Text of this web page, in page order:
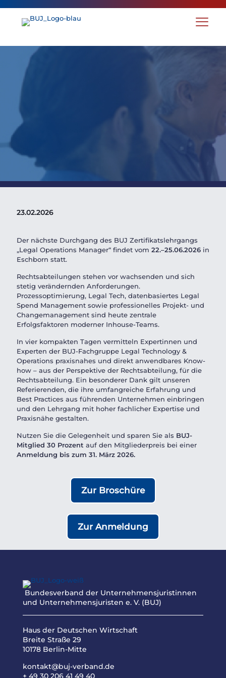
BUJ Zertifikatslehrgangs
„Legal Operations
Frühbucherrabatt
23.02.2026
Der nächste Durchgang des BUJ Zertifikatslehrgangs
„Legal Operations Manager“ findet vom 22.–25.06.2026 in
Eschborn statt.
Rechtsabteilungen stehen vor wachsenden und sich
stetig verändernden Anforderungen.
Prozessoptimierung, Legal Tech, datenbasiertes Legal
Spend Management sowie professionelles Projekt- und
Changemanagement sind heute zentrale
Erfolgsfaktoren moderner Inhouse-Teams.
In vier kompakten Tagen vermitteln Expertinnen und
Experten der BUJ-Fachgruppe Legal Technology &
Operations praxisnahes und direkt anwendbares Know-
how – aus der Perspektive der Rechtsabteilung, für die
Rechtsabteilung. Ein besonderer Dank gilt unseren
Referierenden, die ihre umfangreiche Erfahrung und
Best Practices aus führenden Unternehmen einbringen
und den Lehrgang mit hoher fachlicher Expertise und
Praxisnähe gestalten.
Nutzen Sie die Gelegenheit und sparen Sie als BUJ-
Mitglied 30 Prozent auf den Mitgliederpreis bei einer
Anmeldung bis zum 31. März 2026.
Zur Broschüre
Zur Anmeldung
Bundesverband der Unternehmensjuristinnen
und Unternehmensjuristen e. V. (BUJ)
Haus der Deutschen Wirtschaft
Breite Straße 29
10178 Berlin-Mitte
kontakt@buj-verband.de
+ 49 30 206 41 49 40